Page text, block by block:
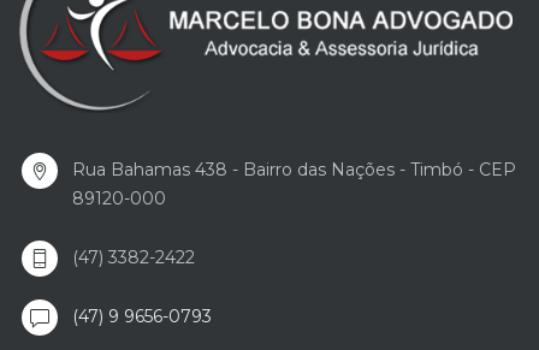
Rua Bahamas 438 - Bairro das Nações - Timbó - CEP
89120-000
(47) 3382-2422
(47) 9 9656-0793